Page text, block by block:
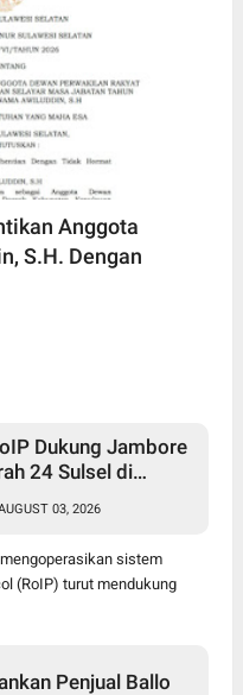
Anggota
S.H. Dengan
Dukung Jambore
24 Sulsel di
03, 2026
mengoperasikan sistem
(RoIP) turut mendukung
Penjual Ballo